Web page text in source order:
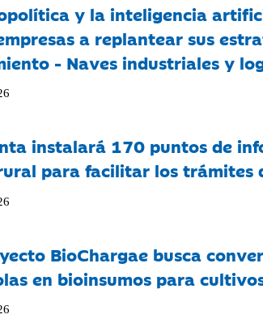
y la inteligencia
a replantear sus
- Naves industriales y
instalará 170 puntos de
para facilitar los trámites
BioChargae busca
en bioinsumos para